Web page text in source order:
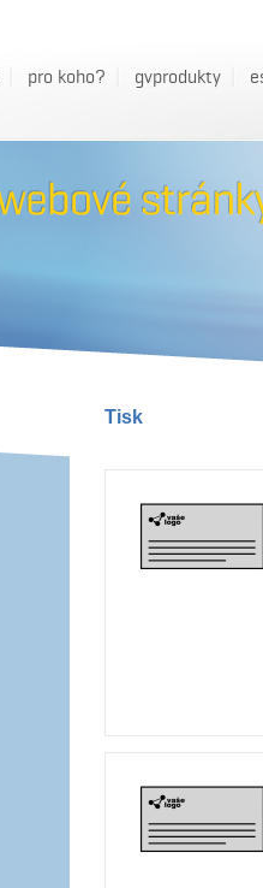
pro koho? gvprodukty
Tisk